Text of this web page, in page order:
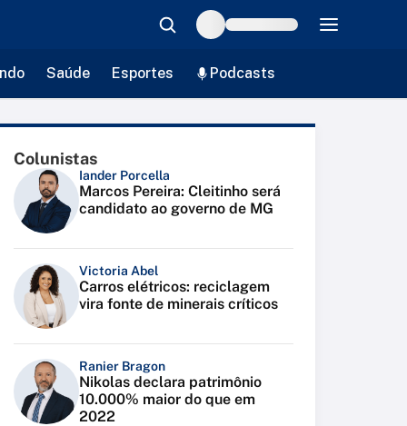
Saúde Esportes Podcasts
Colunistas
Iander Porcella
Marcos Pereira: Cleitinho será
candidato ao governo de MG
Victoria Abel
Carros elétricos: reciclagem
vira fonte de minerais críticos
Ranier Bragon
Nikolas declara patrimônio
10.000% maior do que em
2022